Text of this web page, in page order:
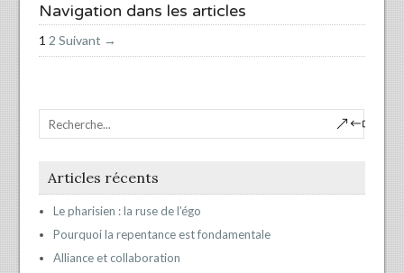
Navigation dans les articles
1 2 Suivant →
Articles récents
Le pharisien : la ruse de l’égo
Pourquoi la repentance est fondamentale
Alliance et collaboration